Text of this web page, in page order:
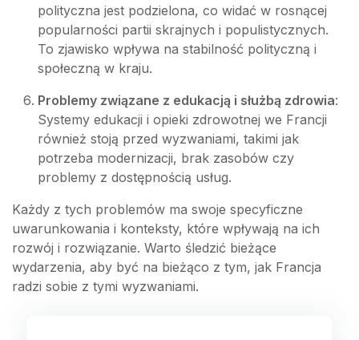
polityczna jest podzielona, co widać w rosnącej
popularności partii skrajnych i populistycznych.
To zjawisko wpływa na stabilność polityczną i
społeczną w kraju.
Problemy związane z edukacją i służbą zdrowia:
Systemy edukacji i opieki zdrowotnej we Francji
również stoją przed wyzwaniami, takimi jak
potrzeba modernizacji, brak zasobów czy
problemy z dostępnością usług.
Każdy z tych problemów ma swoje specyficzne
uwarunkowania i konteksty, które wpływają na ich
rozwój i rozwiązanie. Warto śledzić bieżące
wydarzenia, aby być na bieżąco z tym, jak Francja
radzi sobie z tymi wyzwaniami.